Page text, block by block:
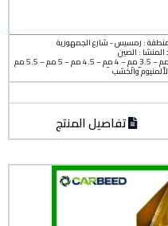
: رمسيس - شارع الجمهورية
المنشأ : الصين
محتويات الطقم :1 مم – 1.5 مم – 2 مم – 2.5 مم – 3 مم – 3.5 مم – 4 مم – 4.5 مم – 5 مم – 5.5 مم
والخشب
تفاصيل المنتج